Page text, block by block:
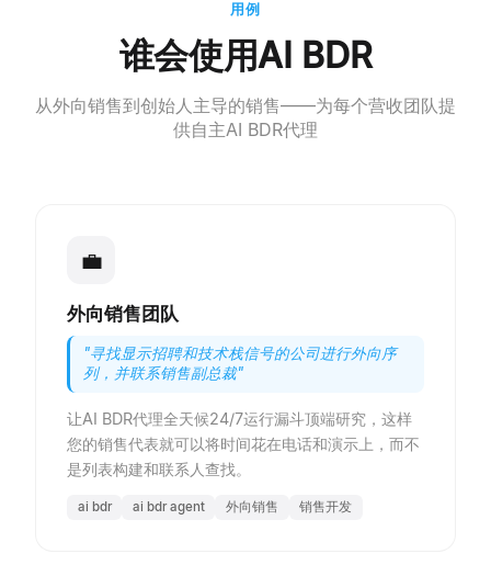
用例
谁会使用AI BDR
从外向销售到创始人主导的销售——为每个营收团队提
供自主AI BDR代理
💼
外向销售团队
"寻找显示招聘和技术栈信号的公司进行外向序
列，并联系销售副总裁"
让AI BDR代理全天候24/7运行漏斗顶端研究，这样
您的销售代表就可以将时间花在电话和演示上，而不
是列表构建和联系人查找。
ai bdr ai bdr agent 外向销售 销售开发